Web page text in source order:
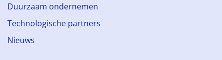
Duurzaam ondernemen
Technologische partners
Nieuws